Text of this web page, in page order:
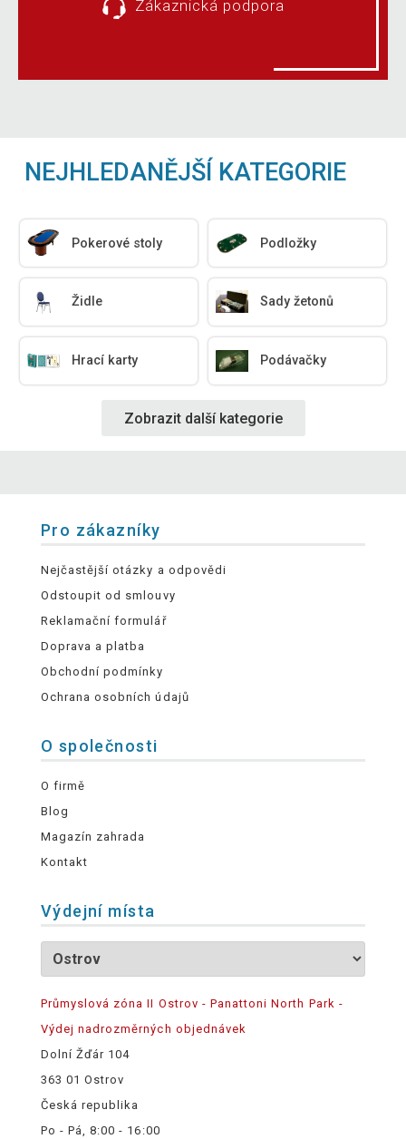
Zákaznická podpora
NEJHLEDANĚJŠÍ KATEGORIE
Pokerové stoly Podložky
Židle Sady žetonů
Hrací karty Podávačky
Zobrazit další kategorie
Pro zákazníky
Nejčastější otázky a odpovědi
Odstoupit od smlouvy
Reklamační formulář
Doprava a platba
Obchodní podmínky
Ochrana osobních údajů
O společnosti
O firmě
Blog
Magazín zahrada
Kontakt
Výdejní místa
Průmyslová zóna II Ostrov - Panattoni North Park -
Výdej nadrozměrných objednávek
Dolní Žďár 104
363 01 Ostrov
Česká republika
Po - Pá, 8:00 - 16:00